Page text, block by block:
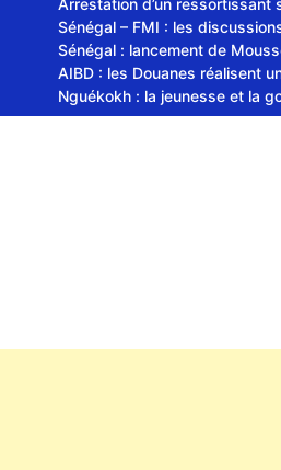
Arrestation d’un ressortissant
Sénégal – FMI : les
Sénégal : lancement de
AIBD : les Douanes réalisent
Nguékokh : la jeunesse et la